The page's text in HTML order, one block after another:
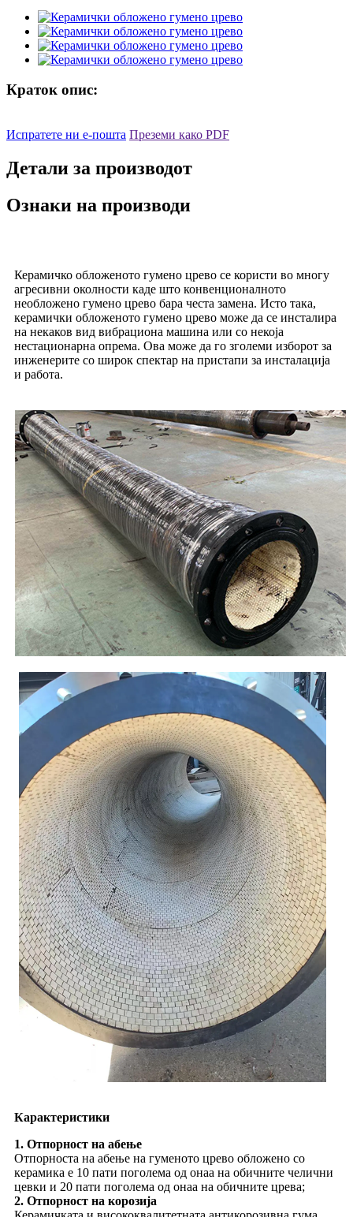
Краток опис:
Испратете ни е-пошта Преземи како PDF
Детали за производот
Ознаки на производи
Керамичко обложеното гумено црево се користи во многу
агресивни околности каде што конвенционалното
необложено гумено црево бара честа замена. Исто така,
керамички обложеното гумено црево може да се инсталира
на некаков вид вибрациона машина или со некоја
нестационарна опрема. Ова може да го зголеми изборот за
инженерите со широк спектар на пристапи за инсталација
и работа.
Карактеристики
1. Отпорност на абење
Отпорноста на абење на гуменото црево обложено со
керамика е 10 пати поголема од онаа на обичните челични
цевки и 20 пати поголема од онаа на обичните црева;
2. Отпорност на корозија